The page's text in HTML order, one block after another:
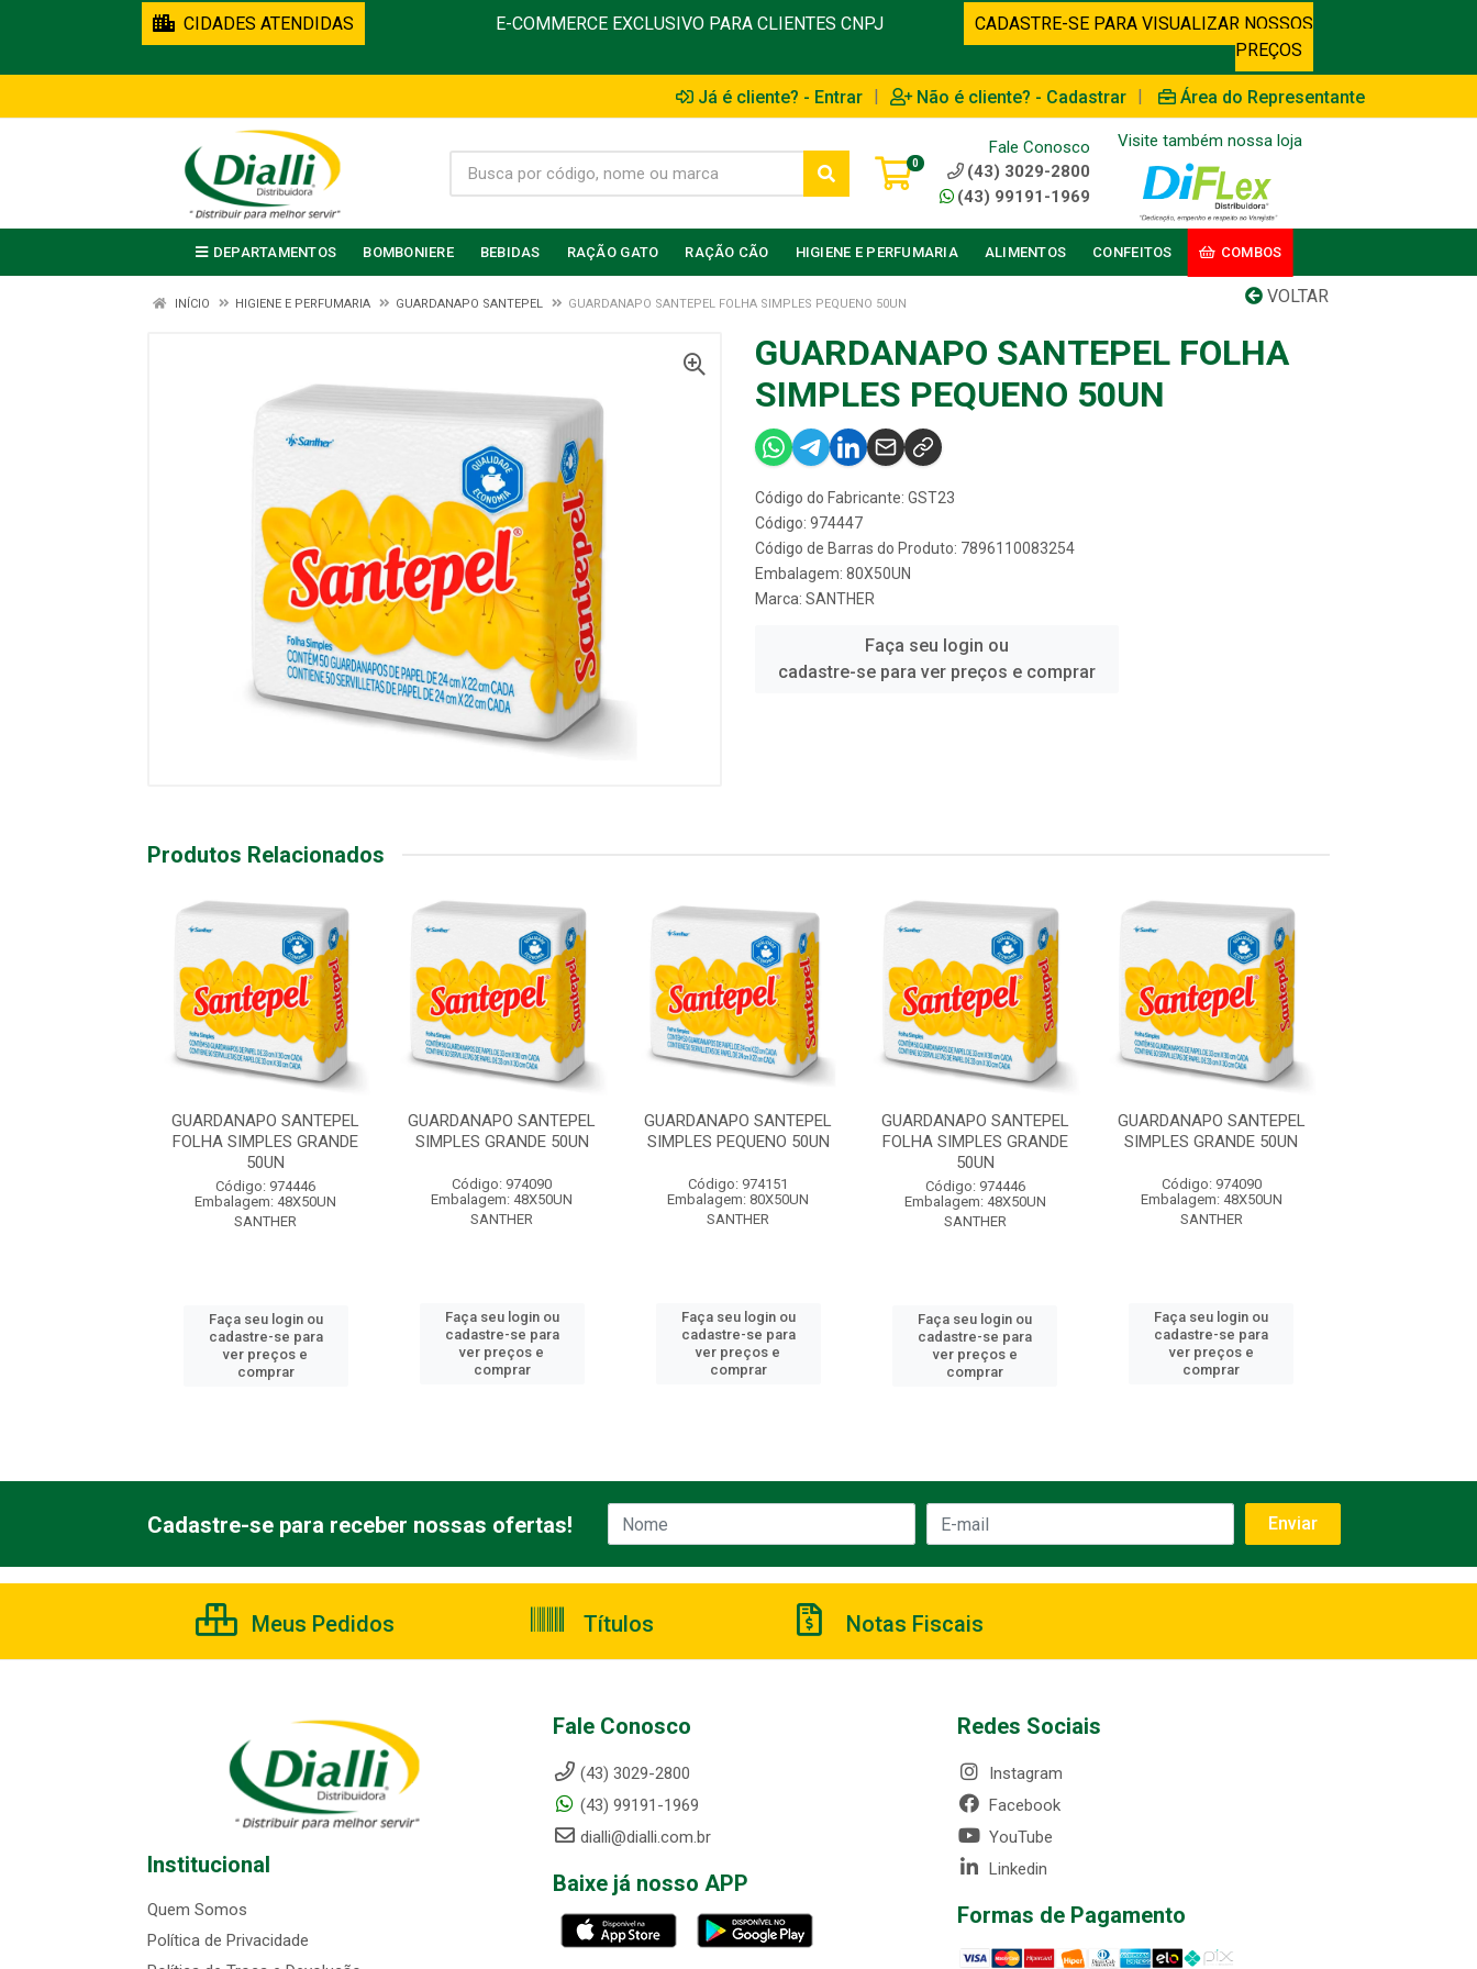
CIDADES ATENDIDAS E-COMMERCE EXCLUSIVO PARA CLIENTES CNPJ
CADASTRE-SE PARA VISUALIZAR NOSSOS
PREÇOS
Já é cliente? - Entrar | Não é cliente? - Cadastrar | Área do Representante
0
Fale Conosco
(43) 3029-2800
(43) 99191-1969
Visite também nossa loja
DEPARTAMENTOS BOMBONIERE BEBIDAS RAÇÃO GATO RAÇÃO CÃO HIGIENE E PERFUMARIA ALIMENTOS CONFEITOS COMBOS
VOLTAR
INÍCIO HIGIENE E PERFUMARIA GUARDANAPO SANTEPEL GUARDANAPO SANTEPEL FOLHA SIMPLES PEQUENO 50UN
GUARDANAPO SANTEPEL FOLHA
SIMPLES PEQUENO 50UN
Código do Fabricante: GST23
Código: 974447
Código de Barras do Produto: 7896110083254
Embalagem: 80X50UN
Marca: SANTHER
Faça seu login ou
cadastre-se para ver preços e comprar
Produtos Relacionados
GUARDANAPO SANTEPEL
FOLHA SIMPLES GRANDE
50UN
Código: 974446
Embalagem: 48X50UN
SANTHER
Faça seu login ou
cadastre-se para
ver preços e
comprar
GUARDANAPO SANTEPEL
SIMPLES GRANDE 50UN
Código: 974090
Embalagem: 48X50UN
SANTHER
Faça seu login ou
cadastre-se para
ver preços e
comprar
GUARDANAPO SANTEPEL
SIMPLES PEQUENO 50UN
Código: 974151
Embalagem: 80X50UN
SANTHER
Faça seu login ou
cadastre-se para
ver preços e
comprar
GUARDANAPO SANTEPEL
FOLHA SIMPLES GRANDE
50UN
Código: 974446
Embalagem: 48X50UN
SANTHER
Faça seu login ou
cadastre-se para
ver preços e
comprar
GUARDANAPO SANTEPEL
SIMPLES GRANDE 50UN
Código: 974090
Embalagem: 48X50UN
SANTHER
Faça seu login ou
cadastre-se para
ver preços e
comprar
Cadastre-se para receber nossas ofertas!
Meus Pedidos Títulos Notas Fiscais
Institucional
Quem Somos
Política de Privacidade
Fale Conosco
(43) 3029-2800
(43) 99191-1969
dialli@dialli.com.br
Baixe já nosso APP
Redes Sociais
Instagram
Facebook
YouTube
Linkedin
Formas de Pagamento